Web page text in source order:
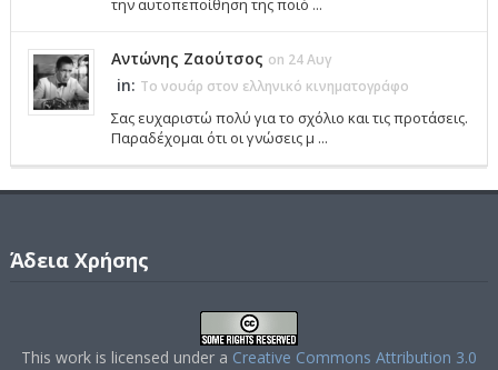
την αυτοπεποίθηση της ποιό ...
Αντώνης Ζαούτσος on 24 Αυγ
in: Το νουάρ στον ελληνικό κινηματογράφο
Σας ευχαριστώ πολύ για το σχόλιο και τις προτάσεις.
Παραδέχομαι ότι οι γνώσεις μ ...
Άδεια Χρήσης
This work is licensed under a Creative Commons Attribution 3.0